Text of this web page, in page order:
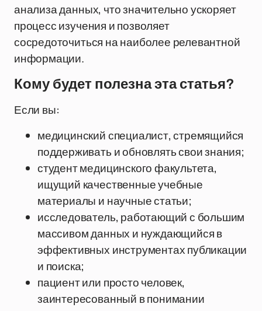
анализа данных, что значительно ускоряет
процесс изучения и позволяет
сосредоточиться на наиболее релевантной
информации.
Кому будет полезна эта статья?
Если вы:
медицинский специалист, стремящийся
поддерживать и обновлять свои знания;
студент медицинского факультета,
ищущий качественные учебные
материалы и научные статьи;
исследователь, работающий с большим
массивом данных и нуждающийся в
эффективных инструментах публикации
и поиска;
пациент или просто человек,
заинтересованный в понимании